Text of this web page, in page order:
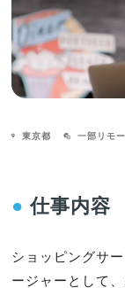
東京都 一部リモー
● 仕事内容
ショッピングサ
ージャーとして